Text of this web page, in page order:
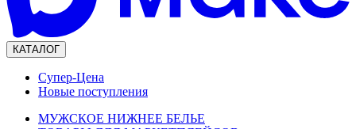
КАТАЛОГ
Супер-Цена
Новые поступления
МУЖСКОЕ НИЖНЕЕ БЕЛЬЕ